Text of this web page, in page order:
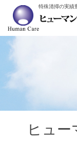
特殊清掃の実績
ヒュー